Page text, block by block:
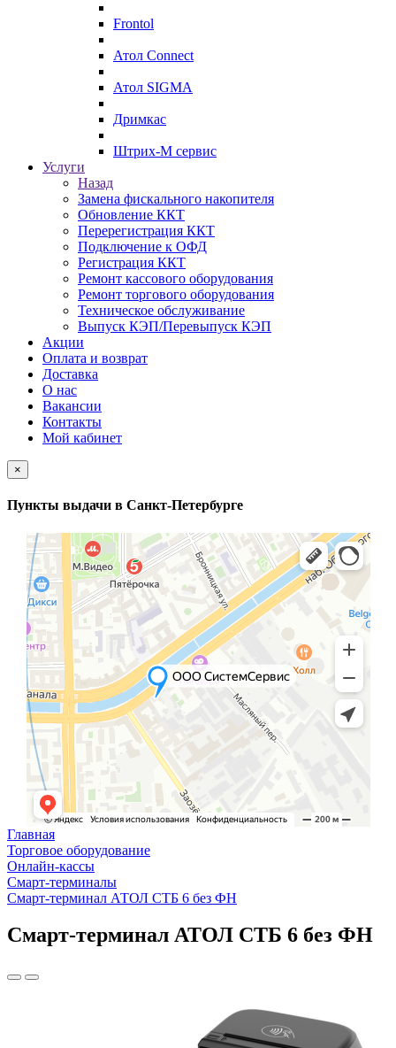
Frontol
Атол Connect
Атол SIGMA
Дримкас
Штрих-М сервис
Услуги
Назад
Замена фискального накопителя
Обновление ККТ
Перерегистрация ККТ
Подключение к ОФД
Регистрация ККТ
Ремонт кассового оборудования
Ремонт торгового оборудования
Техническое обслуживание
Выпуск КЭП/Перевыпуск КЭП
Акции
Оплата и возврат
Доставка
О нас
Вакансии
Контакты
Мой кабинет
×
Пункты выдачи в Санкт-Петербурге
Главная
Торговое оборудование
Онлайн-кассы
Смарт-терминалы
Смарт-терминал АТОЛ СТБ 6 без ФН
Смарт-терминал АТОЛ СТБ 6 без ФН